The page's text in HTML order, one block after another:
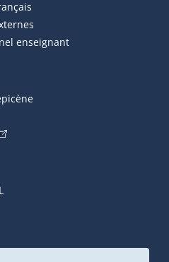
enseignant
hyperlien externe s'ouvrira